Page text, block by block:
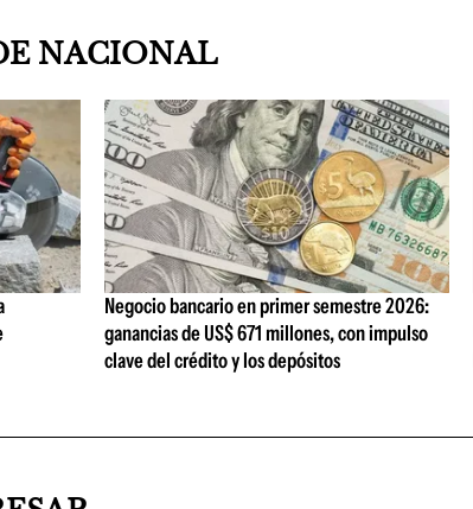
NACIONAL
Negocio bancario en primer semestre 2026:
ganancias de US$ 671 millones, con impulso
clave del crédito y los depósitos